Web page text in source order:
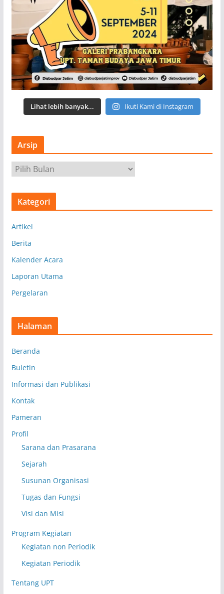
Lihat lebih banyak... Ikuti Kami di Instagram
Arsip
r
s
Kategori
Artikel
Berita
Kalender Acara
Laporan Utama
Pergelaran
Halaman
Beranda
Buletin
Informasi dan Publikasi
Kontak
Pameran
Profil
Sarana dan Prasarana
Sejarah
Susunan Organisasi
Tugas dan Fungsi
Visi dan Misi
Program Kegiatan
Kegiatan non Periodik
Kegiatan Periodik
Tentang UPT